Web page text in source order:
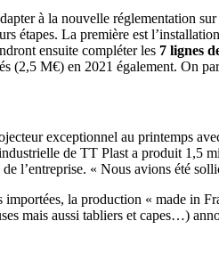
à la nouvelle réglementation
étapes. La première est
ensuite compléter les 7 lignes
(2,5 M€) en 2021 également. On
exceptionnel au printemps
de TT Plast a produit 1,5
l’entreprise. « Nous avions été
importées, la production « made in
mais aussi tabliers et capes…)